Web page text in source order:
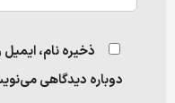
ذخیره نام،
دوباره دیدگاهی